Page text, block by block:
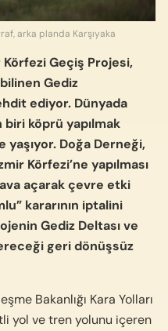
arka planda Karşıyaka
Körfezi Geçiş Projesi,
Gediz
ediyor. Dünyada
köprü yapılmak
yaşıyor. Doğa Derneği,
Körfezi’ne yapılması
açarak çevre etki
kararının iptalini
Gediz Deltası ve
geri dönüşsüz
Bakanlığı Kara Yolları
yol ve tren yolunu içeren